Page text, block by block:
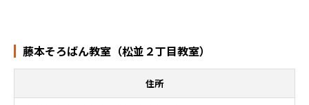
藤本そろばん教室（松並２丁目教室）
住所